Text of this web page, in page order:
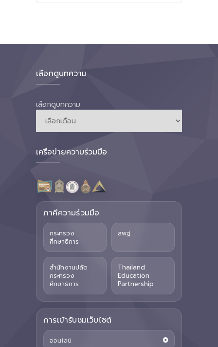
เลือกดูบทความ
เลือกดูบทความ
เครือข่ายความร่วมมือ
ภาคีความร่วมมือ
กระทรวง
ศึกษาธิการ
สพฐ.
สำนักงานปลัด
กระทรวง
ศึกษาธิการ
Thailand
Education
Partnership
การเข้ารับชมเว็บไซต์
ออนไลน์ 0